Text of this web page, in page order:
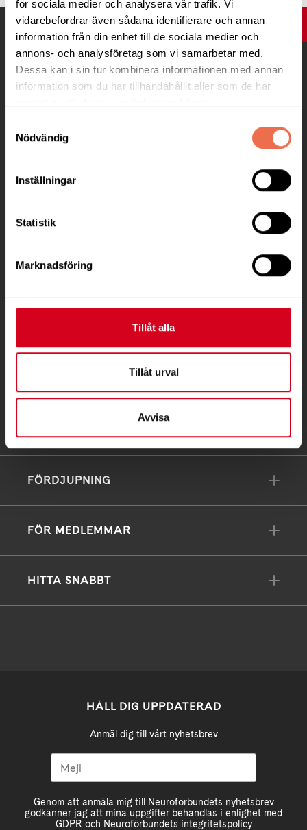
för sociala medier och analysera vår trafik. Vi
vidarebefordrar även sådana identifierare och annan
information från din enhet till de sociala medier och
annons- och analysföretag som vi samarbetar med.
Dessa kan i sin tur kombinera informationen med annan
information som du har tillhandahållit eller som de har
Nödvändig
Inställningar
Statistik
Marknadsföring
Tillåt alla
Tillåt urval
Avvisa
KONTAKT
Ågatan 12 C, 172 62 Sundbyberg
Box 4086
info@neuro.se
PG 90 10 07-5 | BG 901-0075 | Swishgåva 90 100
FÖRDJUPNING
FÖR MEDLEMMAR
HITTA SNABBT
HÅLL DIG UPPDATERAD
Anmäl dig till vårt nyhetsbrev
Genom att anmäla mig till Neuroförbundets nyhetsbrev
godkänner jag att mina uppgifter behandlas i enlighet med
GDPR och Neuroförbundets integritetspolicy